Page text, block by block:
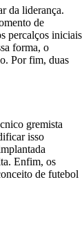
da liderança.
de
percalços iniciais
forma, o
Por fim, duas
gremista
isso
Enfim, os
de futebol